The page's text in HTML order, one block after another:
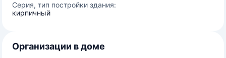
Серия, тип постройки здания:
кирпичный
Организации в доме